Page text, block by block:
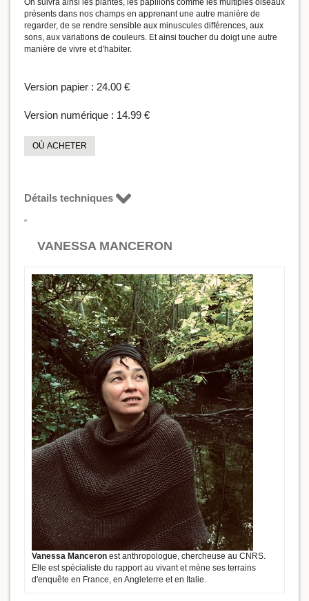
présents dans nos champs en apprenant une autre manière de
regarder, de se rendre sensible aux minuscules différences, aux
sons, aux variations de couleurs. Et ainsi toucher du doigt une autre
manière de vivre et d'habiter.
Version papier : 24.00 €
Version numérique : 14.99 €
OÙ ACHETER
Détails techniques
VANESSA MANCERON
Vanessa Manceron est anthropologue, chercheuse au CNRS.
Elle est spécialiste du rapport au vivant et mène ses terrains
d'enquête en France, en Angleterre et en Italie.